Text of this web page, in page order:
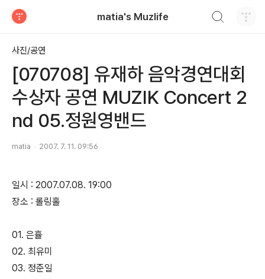
matia's Muzlife
사진/공연
[070708] 유재하 음악경연대회
수상자 공연 MUZIK Concert 2
nd 05.정원영밴드
matia 2007. 7. 11. 09:56
일시 : 2007.07.08. 19:00
장소 : 롤링홀
01. 은휼
02. 최유미
03. 정준일